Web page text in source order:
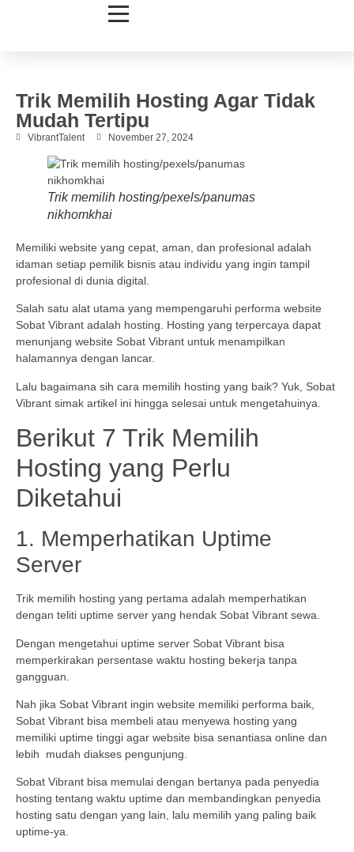
Trik Memilih Hosting Agar Tidak
Mudah Tertipu
VibrantTalent November 27, 2024
Trik memilih hosting/pexels/panumas
nikhomkhai
Memiliki website yang cepat, aman, dan profesional adalah
idaman setiap pemilik bisnis atau individu yang ingin tampil
profesional di dunia digital.
Salah satu alat utama yang mempengaruhi performa website
Sobat Vibrant adalah hosting. Hosting yang terpercaya dapat
menunjang website Sobat Vibrant untuk menampilkan
halamannya dengan lancar.
Lalu bagaimana sih cara memilih hosting yang baik? Yuk, Sobat
Vibrant simak artikel ini hingga selesai untuk mengetahuinya.
Berikut 7 Trik Memilih
Hosting yang Perlu
Diketahui
1. Memperhatikan Uptime
Server
Trik memilih hosting yang pertama adalah memperhatikan
dengan teliti uptime server yang hendak Sobat Vibrant sewa.
Dengan mengetahui uptime server Sobat Vibrant bisa
memperkirakan persentase waktu hosting bekerja tanpa
gangguan.
Nah jika Sobat Vibrant ingin website memiliki performa baik,
Sobat Vibrant bisa membeli atau menyewa hosting yang
memiliki uptime tinggi agar website bisa senantiasa online dan
lebih mudah diakses pengunjung.
Sobat Vibrant bisa memulai dengan bertanya pada penyedia
hosting tentang waktu uptime dan membandingkan penyedia
hosting satu dengan yang lain, lalu memilih yang paling baik
uptime-ya.